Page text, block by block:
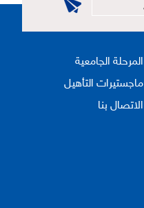
المرحلة الجامعية
ماجستيرات التأهيل
الاتصال بنا